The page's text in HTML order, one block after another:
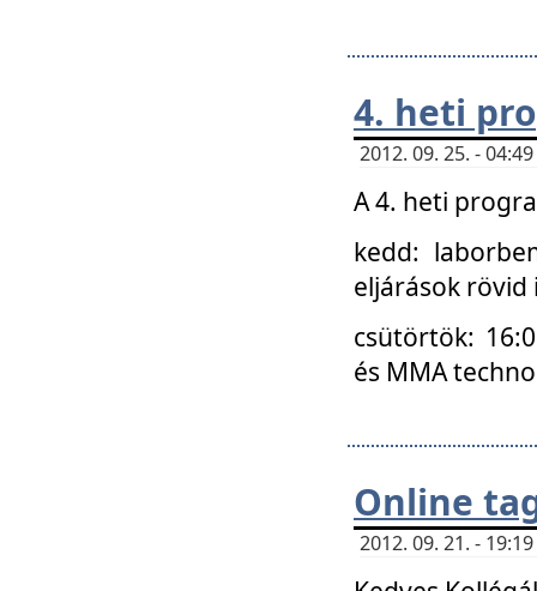
4. heti
2012. 09. 25. -
A 4. heti
kedd:
eljárások
csütörtök:
és MMA
Online
2012. 09. 21. -